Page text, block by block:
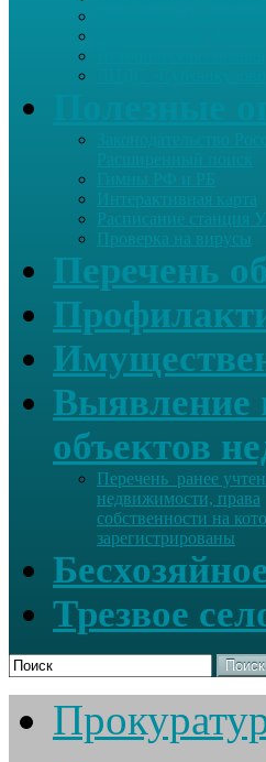
Интерактивная карта
Расписание станция
Проверка на вирусы
Перечень
Выявление
объектов
Перечень ранее
недвижимости, права
собственности на
зарегистрированы
Трезвое
Поиск